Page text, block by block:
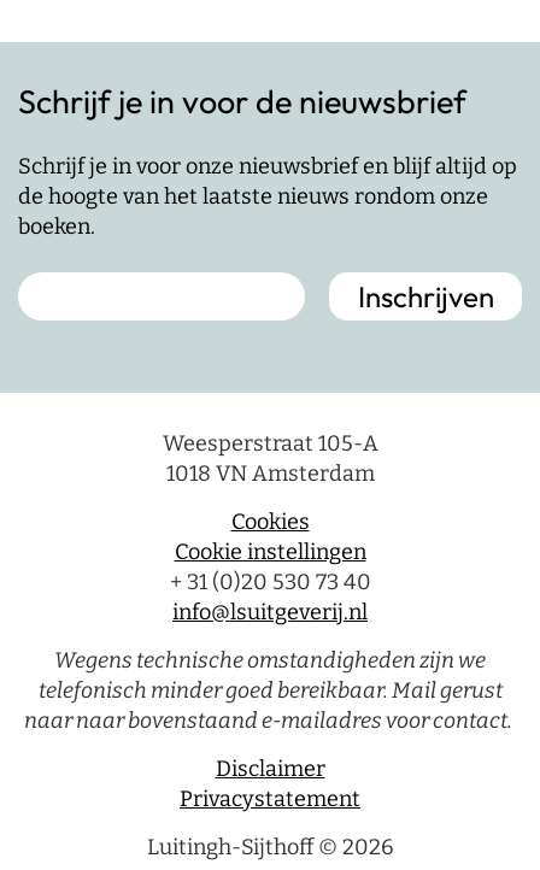
Schrijf je in voor de nieuwsbrief
Schrijf je in voor onze nieuwsbrief en blijf altijd op
de hoogte van het laatste nieuws rondom onze
boeken.
Weesperstraat 105-A
1018 VN Amsterdam
Cookies
Cookie instellingen
+ 31 (0)20 530 73 40
info@lsuitgeverij.nl
Wegens technische omstandigheden zijn we
telefonisch minder goed bereikbaar. Mail gerust
naar naar bovenstaand e-mailadres voor contact.
Disclaimer
Privacystatement
Luitingh-Sijthoff © 2026